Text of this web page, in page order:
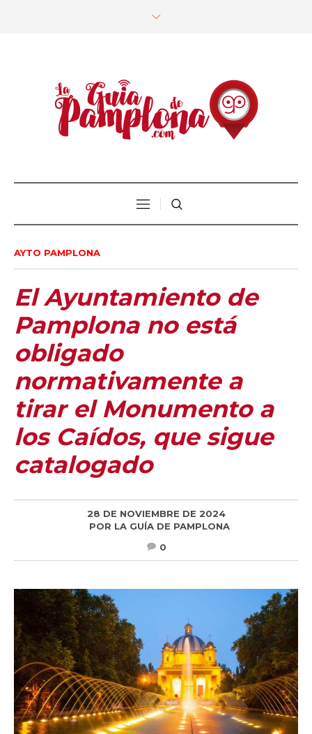
AYTO PAMPLONA
El Ayuntamiento de
Pamplona no está
obligado
normativamente a
tirar el Monumento a
los Caídos, que sigue
catalogado
28 DE NOVIEMBRE DE 2024
POR LA GUÍA DE PAMPLONA
0